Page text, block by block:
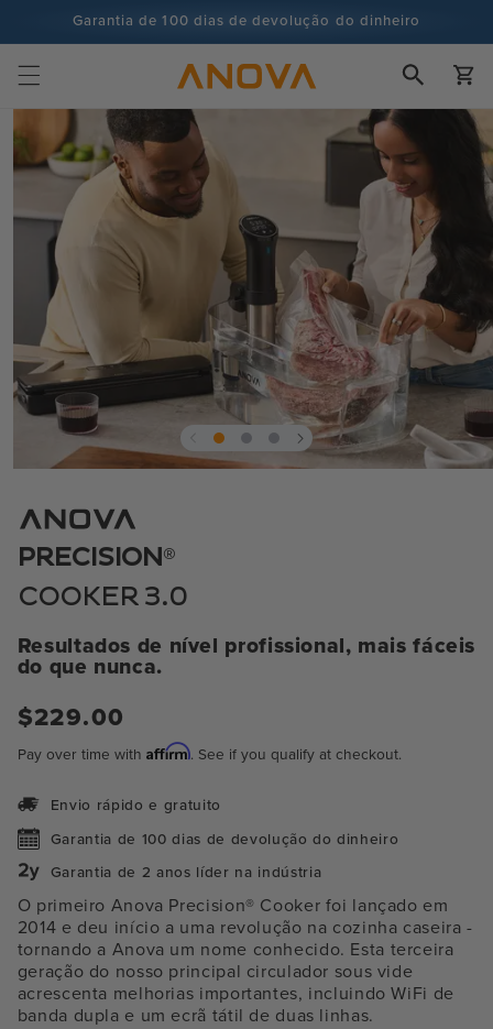
para o
conteúdo
Garantia de 100 dias de devolução do dinheiro
Mais de 100 milhões de cozinheiros e continua a aumentar
Saltar para
a
informação
sobre o
produto
media
modal
PRECISION®
COOKER 3.0
Resultados de nível profissional, mais fáceis
do que nunca.
Preço
$229.00
Pay over time with Affirm. See if you qualify at checkout.
Envio rápido e gratuito
Garantia de 100 dias de devolução do dinheiro
Garantia de 2 anos líder na indústria
O primeiro Anova Precision® Cooker foi lançado em
2014 e deu início a uma revolução na cozinha caseira -
tornando a Anova um nome conhecido. Esta terceira
geração do nosso principal circulador sous vide
acrescenta melhorias importantes, incluindoWiFi de
banda dupla e um ecrã tátil de duas linhas.